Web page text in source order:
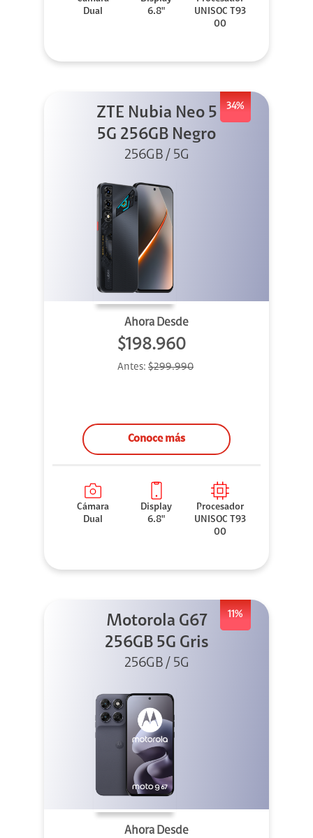
Dual
6.8"
UNISOC T93
00
34%
ZTE Nubia Neo 5
5G 256GB Negro
256GB / 5G
Ahora Desde
$198.960
Antes: $299.990
Conoce más
Cámara
Dual
Display
6.8"
Procesador
UNISOC T93
00
11%
Motorola G67
256GB 5G Gris
256GB / 5G
Ahora Desde